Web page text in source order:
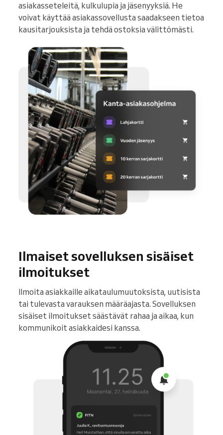
asiakasseteleitä, kulkulupia ja jäsenyyksiä. He
voivat käyttää asiakassovellusta saadakseen tietoa
kausitarjouksista ja tehdä ostoksia välittömästi.
Ilmaiset sovelluksen sisäiset
ilmoitukset
Ilmoita asiakkaille aikataulumuutoksista, uutisista
tai tulevasta varauksen määräajasta. Sovelluksen
sisäiset ilmoitukset säästävät rahaa ja aikaa, kun
kommunikoit asiakkaidesi kanssa.